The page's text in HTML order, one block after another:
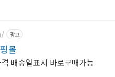
광고
몰
배송일표시 바로구매가능